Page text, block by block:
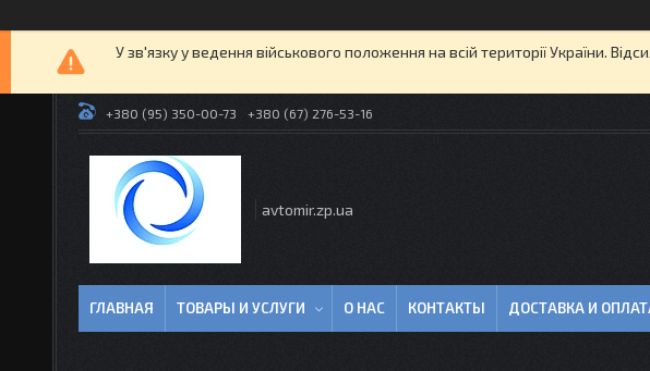
У зв'язку у ведення військового положення на всій території України.
+380 (95) 350-00-73 +380 (67) 276-53-16
avtomir.zp.ua
ГЛАВНАЯ ТОВАРЫ И УСЛУГИ О НАС КОНТАКТЫ ДОСТАВКА И